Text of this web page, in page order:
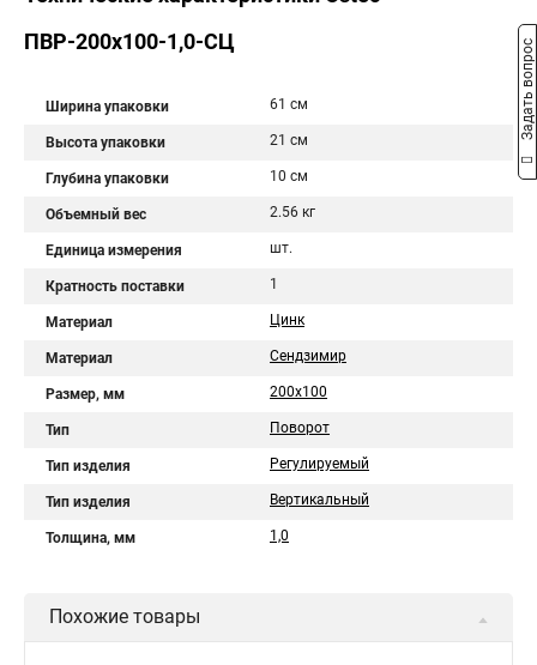
ПВР-200х100-1,0-СЦ
Ширина упаковки 61 см
Высота упаковки 21 см
Глубина упаковки 10 см
Объемный вес 2.56 кг
Единица измерения шт.
Кратность поставки 1
Материал Цинк
Материал Сендзимир
Размер, мм 200х100
Тип Поворот
Тип изделия Регулируемый
Тип изделия Вертикальный
Толщина, мм 1,0
Похожие товары
Задать вопрос